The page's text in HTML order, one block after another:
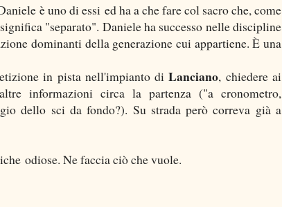
è uno di essi ed ha a che fare col sacro che, come
"separato". Daniele ha successo nelle discipline
dominanti della generazione cui appartiene. È una
in pista nell'impianto diLanciano, chiedere ai
informazioni circa la partenza ("a cronometro,
dello sci da fondo?). Su strada però correva già a
odiose. Ne faccia ciò che vuole.